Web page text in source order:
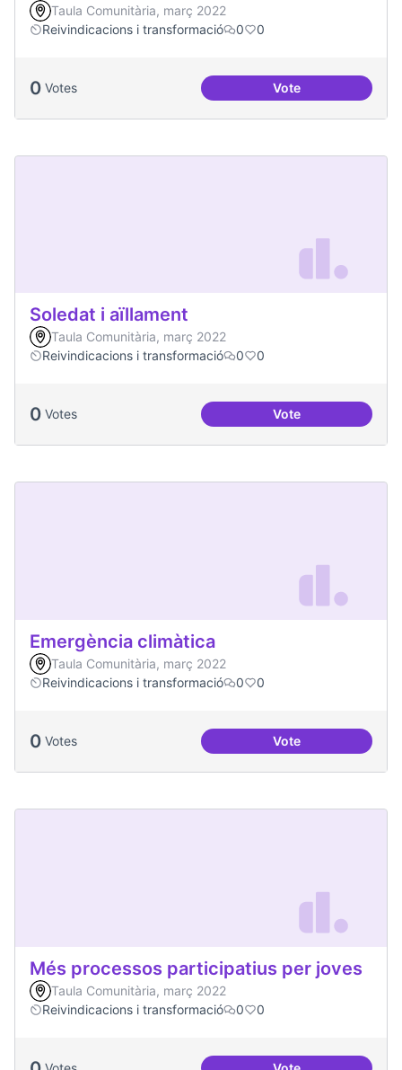
Taula Comunitària, març 2022
Reivindicacions i transformació
0 0
0 Votes VoteSocialització de la
Soledat i aïllament
Taula Comunitària, març 2022
Reivindicacions i transformació
0 0
0 Votes VoteSoledat i aïllament
Emergència climàtica
Taula Comunitària, març 2022
Reivindicacions i transformació
0 0
0 Votes VoteEmergència
Més processos participatius per joves
Taula Comunitària, març 2022
Reivindicacions i transformació
0 0